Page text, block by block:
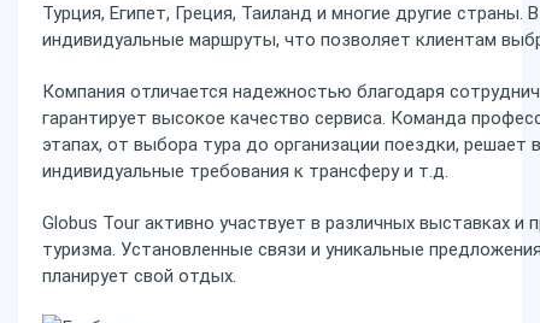
Турция, Египет, Греция, Таиланд и многие другие
индивидуальные маршруты, что позволяет клиентам
Компания отличается надежностью благодаря
гарантирует высокое качество сервиса. Команда
этапах, от выбора тура до организации поездки,
индивидуальные требования к трансферу и т.д.
Globus Tour активно участвует в различных выставках
туризма. Установленные связи и уникальные
планирует свой отдых.